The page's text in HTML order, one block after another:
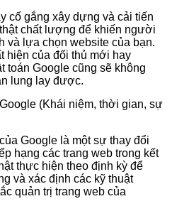
cố gắng xây dựng và cải tiến
chất lượng để khiến người
và lựa chọn website của bạn.
hiện của đối thủ mới hay
toán Google cũng sẽ không
lung lay được.
(Khái niệm, thời gian, sự
Google là một sự thay đổi
hạng các trang web trong kết
thực hiện theo định kỳ để
và xác định các kỹ thuật
quản trị trang web của